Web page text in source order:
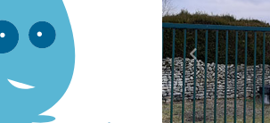
Previous